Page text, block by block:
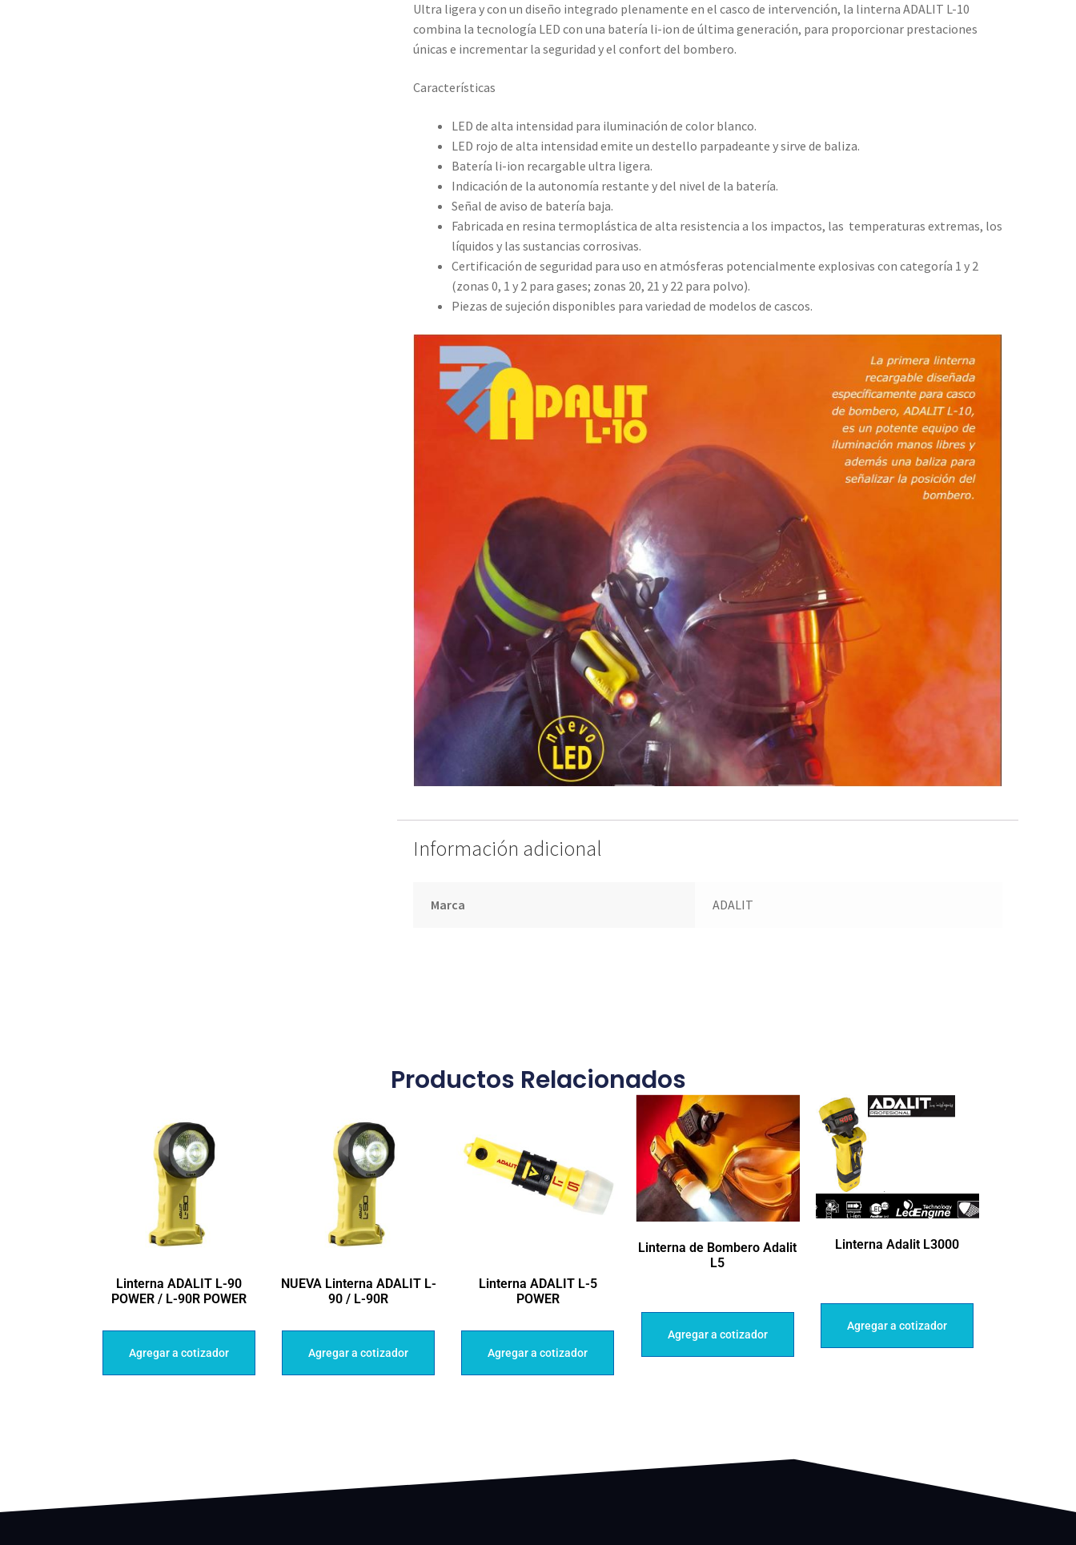
Ultra ligera y con un diseño integrado plenamente en el casco de intervención, la linterna ADALIT L-10
combina la tecnología LED con una batería li-ion de última generación, para proporcionar prestaciones
únicas e incrementar la seguridad y el confort del bombero.
Características
LED de alta intensidad para iluminación de color blanco.
LED rojo de alta intensidad emite un destello parpadeante y sirve de baliza.
Batería li-ion recargable ultra ligera.
Indicación de la autonomía restante y del nivel de la batería.
Señal de aviso de batería baja.
Fabricada en resina termoplástica de alta resistencia a los impactos, las temperaturas extremas, los
líquidos y las sustancias corrosivas.
Certificación de seguridad para uso en atmósferas potencialmente explosivas con categoría 1 y 2
(zonas 0, 1 y 2 para gases; zonas 20, 21 y 22 para polvo).
Piezas de sujeción disponibles para variedad de modelos de cascos.
Información adicional
Marca ADALIT
Productos Relacionados
Linterna ADALIT L-90
POWER / L-90R POWER
Agregar a cotizador
NUEVA Linterna ADALIT L-
90 / L-90R
Agregar a cotizador
Linterna ADALIT L-5
POWER
Agregar a cotizador
Linterna de Bombero Adalit
L5
Agregar a cotizador
Linterna Adalit L3000
Agregar a cotizador